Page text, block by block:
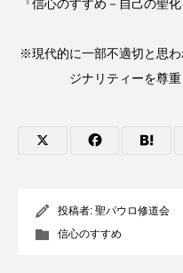
『信心のすすめ－自己の聖
※現代的に一部不適切と思
ジナリティーを尊
投稿者: 聖パウロ修道会
信心のすすめ